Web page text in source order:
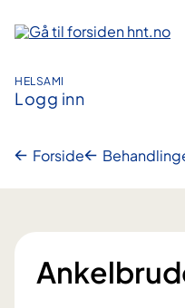
innhold
HELSAMI
Logg inn
Forside